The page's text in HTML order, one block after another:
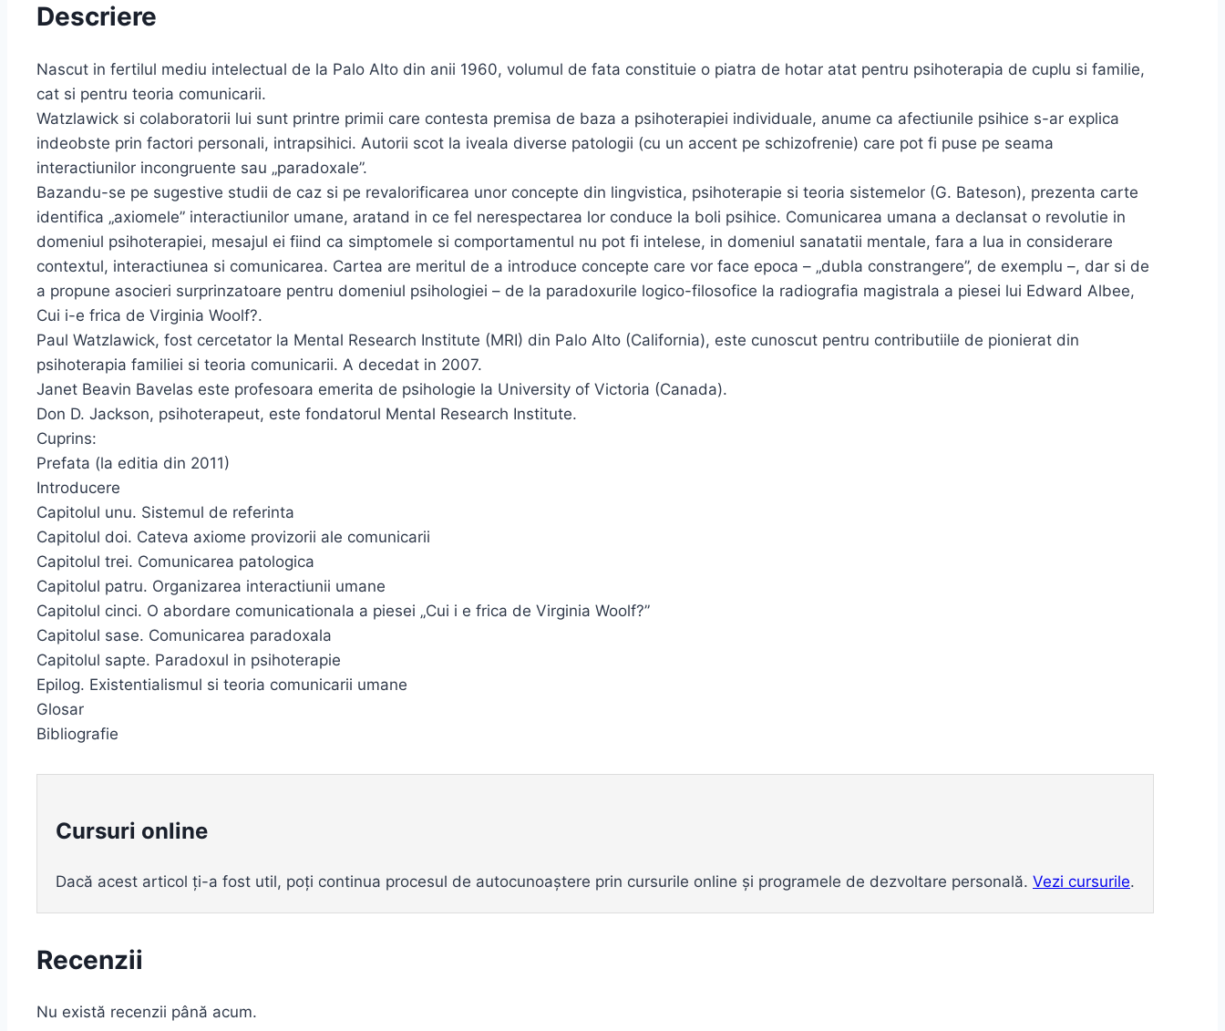
patologie
Paul
Watzlawick
Descriere
Nascut in fertilul mediu intelectual de la Palo Alto din anii 1960, volumul de fata constituie o piatra de hotar atat pentru psihoterapia de cuplu si familie,
cat si pentru teoria comunicarii.
Watzlawick si colaboratorii lui sunt printre primii care contesta premisa de baza a psihoterapiei individuale, anume ca afectiunile psihice s-ar explica
indeobste prin factori personali, intrapsihici. Autorii scot la iveala diverse patologii (cu un accent pe schizofrenie) care pot fi puse pe seama
interactiunilor incongruente sau „paradoxale”.
Bazandu-se pe sugestive studii de caz si pe revalorificarea unor concepte din lingvistica, psihoterapie si teoria sistemelor (G. Bateson), prezenta carte
identifica „axiomele” interactiunilor umane, aratand in ce fel nerespectarea lor conduce la boli psihice. Comunicarea umana a declansat o revolutie in
domeniul psihoterapiei, mesajul ei fiind ca simptomele si comportamentul nu pot fi intelese, in domeniul sanatatii mentale, fara a lua in considerare
contextul, interactiunea si comunicarea. Cartea are meritul de a introduce concepte care vor face epoca – „dubla constrangere”, de exemplu –, dar si de
a propune asocieri surprinzatoare pentru domeniul psihologiei – de la paradoxurile logico-filosofice la radiografia magistrala a piesei lui Edward Albee,
Cui i-e frica de Virginia Woolf?.
Paul Watzlawick, fost cercetator la Mental Research Institute (MRI) din Palo Alto (California), este cunoscut pentru contributiile de pionierat din
psihoterapia familiei si teoria comunicarii. A decedat in 2007.
Janet Beavin Bavelas este profesoara emerita de psihologie la University of Victoria (Canada).
Don D. Jackson, psihoterapeut, este fondatorul Mental Research Institute.
Cuprins:
Prefata (la editia din 2011)
Introducere
Capitolul unu. Sistemul de referinta
Capitolul doi. Cateva axiome provizorii ale comunicarii
Capitolul trei. Comunicarea patologica
Capitolul patru. Organizarea interactiunii umane
Capitolul cinci. O abordare comunicationala a piesei „Cui i e frica de Virginia Woolf?”
Capitolul sase. Comunicarea paradoxala
Capitolul sapte. Paradoxul in psihoterapie
Epilog. Existentialismul si teoria comunicarii umane
Glosar
Bibliografie
Cursuri online
Dacă acest articol ți-a fost util, poți continua procesul de autocunoaștere prin cursurile online și programele de dezvoltare personală. Vezi cursurile.
Recenzii
Nu există recenzii până acum.